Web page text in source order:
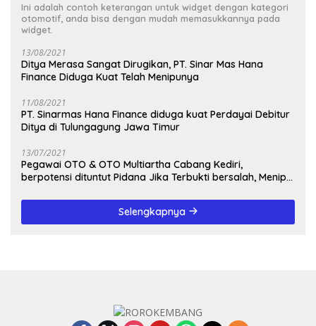
Ini adalah contoh keterangan untuk widget dengan kategori
otomotif, anda bisa dengan mudah memasukkannya pada
widget.
13/08/2021
Ditya Merasa Sangat Dirugikan, PT. Sinar Mas Hana
Finance Diduga Kuat Telah Menipunya
11/08/2021
PT. Sinarmas Hana Finance diduga kuat Perdayai Debitur
Ditya di Tulungagung Jawa Timur
13/07/2021
Pegawai OTO & OTO Multiartha Cabang Kediri,
berpotensi dituntut Pidana Jika Terbukti bersalah, Menipu
Selengkapnya